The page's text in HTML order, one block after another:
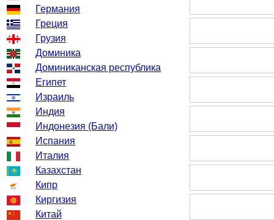
Германия
Греция
Грузия
Доминика
Доминиканская республика
Египет
Израиль
Индия
Индонезия (Бали)
Испания
Италия
Казахстан
Кипр
Киргизия
Китай